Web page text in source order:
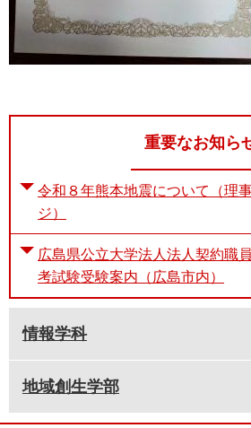
重要なお知ら
令和８年熊本地震について（理
ジ）
広島県公立大学法人法人契約職
考試験受験案内（広島市内）
情報学科
地域創生学部